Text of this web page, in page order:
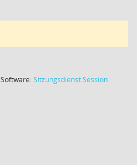
Software:SitzungsdienstSession(Wird in